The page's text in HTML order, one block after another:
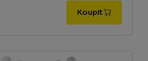
Koupit